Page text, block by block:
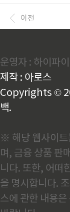
을 잃었는지 데이터
겠습니다.고려시대 철
라간다는 사실을 알
황해도에 세운 겸이
성과 근대성우리나라
하려면 일제시기부터
1917년 황해도 송림
재벌 미쓰비시가 건
이전
운영자 : 하이파
제작 : 아로스
Copyrights ©
백.
※ 해당 웹사이트
며, 금융 상품 판
니다. 또한, 어떠
을 명시합니다.
스에 관한 내용은